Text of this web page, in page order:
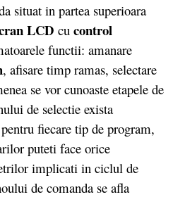
situat in partea superioara
LCD cu control
functii: amanare
, afisare timp ramas, selectare
se vor cunoaste etapele de
de selectie exista
fiecare tip de program,
puteti face orice
implicati in ciclul de
de comanda se afla